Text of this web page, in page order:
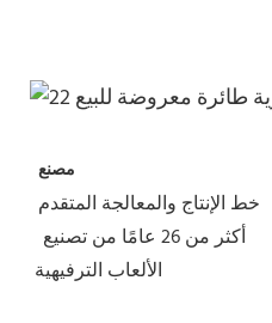
مصنع
خط الإنتاج والمعالجة المتقدم
الألعاب الترفيهية